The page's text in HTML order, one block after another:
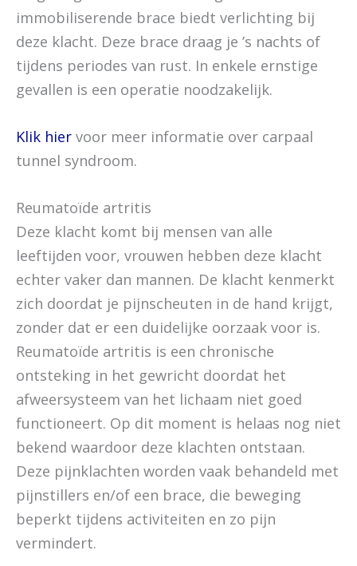
immobiliserende brace biedt verlichting bij
deze klacht. Deze brace draag je ’s nachts of
tijdens periodes van rust. In enkele ernstige
gevallen is een operatie noodzakelijk.
Klik hier voor meer informatie over carpaal
tunnel syndroom.
Reumatoïde artritis
Deze klacht komt bij mensen van alle
leeftijden voor, vrouwen hebben deze klacht
echter vaker dan mannen. De klacht kenmerkt
zich doordat je pijnscheuten in de hand krijgt,
zonder dat er een duidelijke oorzaak voor is.
Reumatoïde artritis is een chronische
ontsteking in het gewricht doordat het
afweersysteem van het lichaam niet goed
functioneert. Op dit moment is helaas nog niet
bekend waardoor deze klachten ontstaan.
Deze pijnklachten worden vaak behandeld met
pijnstillers en/of een brace, die beweging
beperkt tijdens activiteiten en zo pijn
vermindert.